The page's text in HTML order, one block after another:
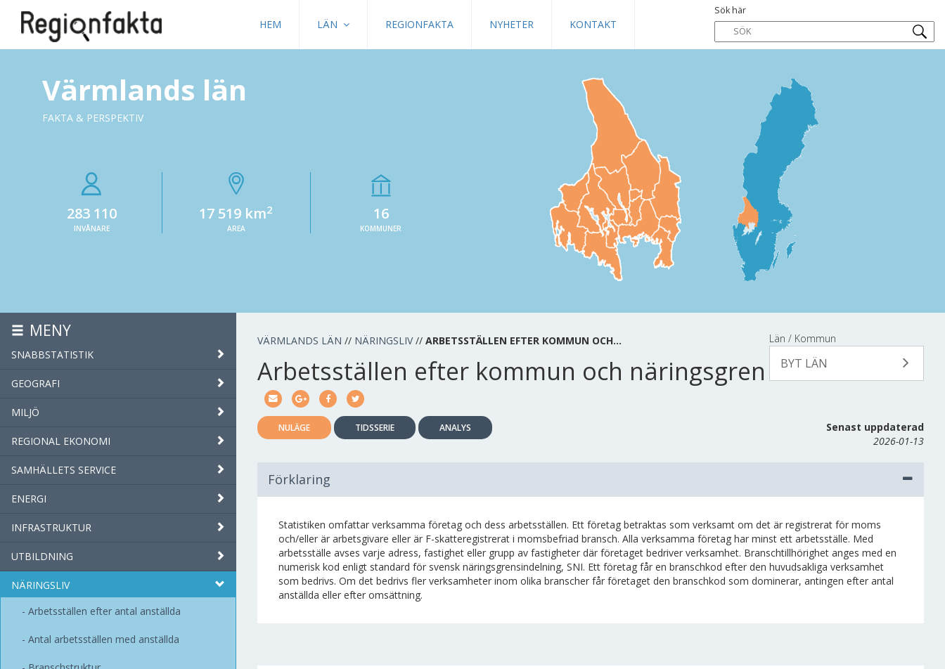
HEM LÄN REGIONFAKTA NYHETER KONTAKT
Sök här
Värmlands län
FAKTA & PERSPEKTIV
283 110
INVÅNARE
17 519 km2
AREA
16
KOMMUNER
MENY
SNABBSTATISTIK
GEOGRAFI
MILJÖ
REGIONAL EKONOMI
SAMHÄLLETS SERVICE
ENERGI
INFRASTRUKTUR
UTBILDNING
NÄRINGSLIV
Arbetsställen efter antal anställda
Antal arbetsställen med anställda
VÄRMLANDS LÄN // NÄRINGSLIV// ARBETSSTÄLLEN EFTER KOMMUN OCH… Län / Kommun
BYT LÄN
Arbetsställen efter kommun och näringsgren
NULÄGE TIDSSERIE ANALYS
Senast uppdaterad
2026-01-13
Förklaring
Statistiken omfattar verksamma företag och dess arbetsställen. Ett företag betraktas som verksamt om det är registrerat för moms
och/eller är arbetsgivare eller är F-skatteregistrerat i momsbefriad bransch. Alla verksamma företag har minst ett arbetsställe. Med
arbetsställe avses varje adress, fastighet eller grupp av fastigheter där företaget bedriver verksamhet. Branschtillhörighet anges med en
numerisk kod enligt standard för svensk näringsgrensindelning, SNI. Ett företag får en branschkod efter den huvudsakliga verksamhet
som bedrivs. Om det bedrivs fler verksamheter inom olika branscher får företaget den branschkod som dominerar, antingen efter antal
anställda eller efter omsättning.